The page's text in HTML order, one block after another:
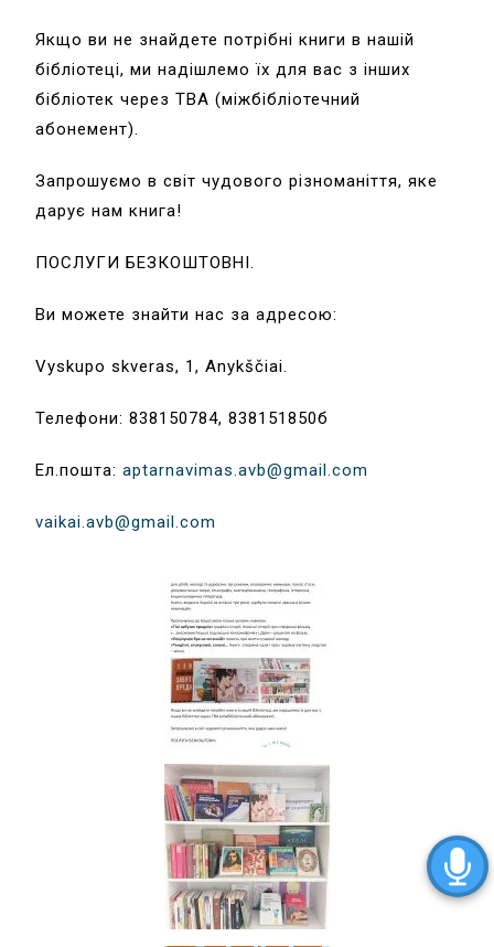
Якщо ви не знайдете потрібні книги в нашій
бібліотеці, ми надішлемо їх для вас з інших
бібліотек через TBA (міжбібліотечний
абонемент).
Запрошуємо в світ чудового різноманіття, яке
дарує нам книга!
ПОСЛУГИ БЕЗКОШТОВНІ.
Ви можете знайти нас за адресою:
Vyskupo skveras, 1, Anykščiai.
Телефони: 838150784, 838151850б
Ел.пошта:aptarnavimas.avb@gmail.com
vaikai.avb@gmail.com